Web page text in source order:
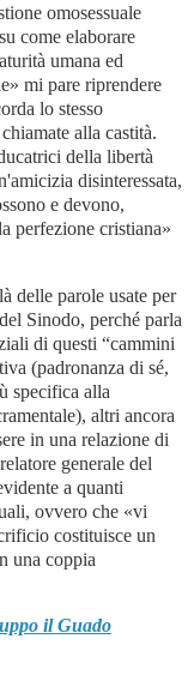
omosessuale
come elaborare
umana ed
mi pare riprendere
lo stesso
alla castità.
della libertà
disinteressata,
e devono,
perfezione cristiana»
delle parole usate per
Sinodo, perché parla
di questi “cammini
(padronanza di sé,
specifica alla
altri ancora
in una relazione di
generale del
a quanti
ovvero che «vi
costituisce un
una coppia
il Guado